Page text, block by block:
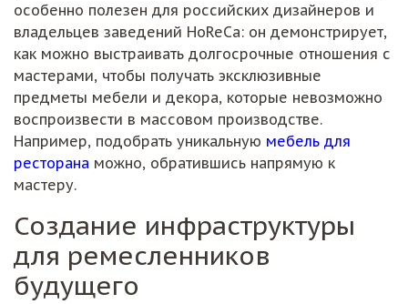
особенно полезен для российских дизайнеров и
владельцев заведений HoReCa: он демонстрирует,
как можно выстраивать долгосрочные отношения с
мастерами, чтобы получать эксклюзивные
предметы мебели и декора, которые невозможно
воспроизвести в массовом производстве.
Например, подобрать уникальную мебель для
ресторана можно, обратившись напрямую к
мастеру.
Создание инфраструктуры
для ремесленников
будущего